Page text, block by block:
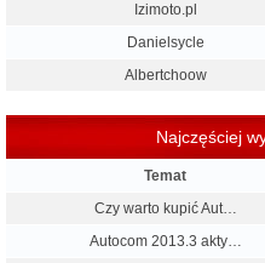
Izimoto.pl
Danielsycle
Albertchoow
Najczęściej
Temat
Czy warto kupić Aut…
Autocom 2013.3 akty…